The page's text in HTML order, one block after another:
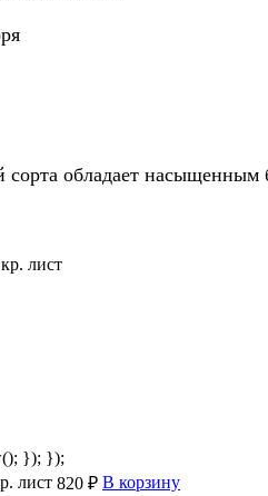
обладает
}); });
лист 820 ₽ В корзину